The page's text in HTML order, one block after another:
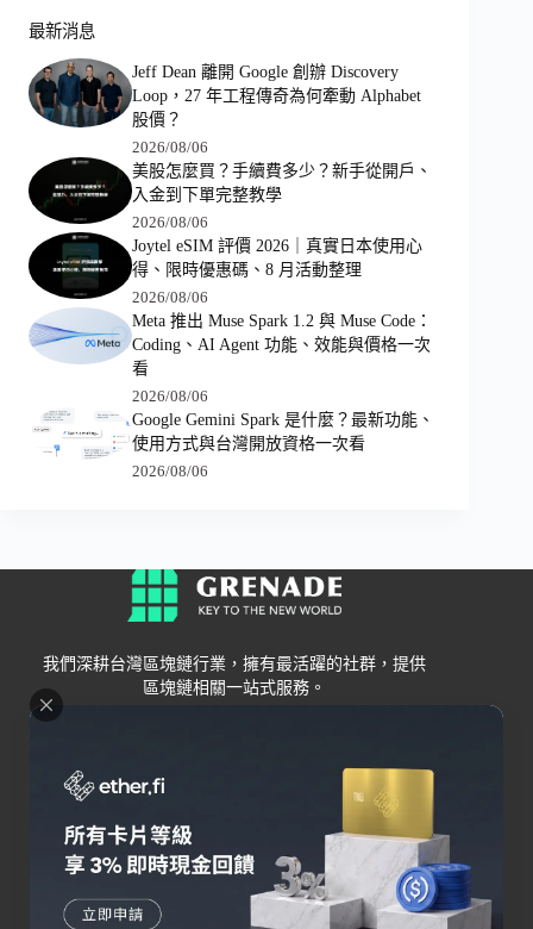
最新消息
Jeff Dean 離開 Google 創辦 Discovery
Loop，27 年工程傳奇為何牽動 Alphabet
股價？
2026/08/06
美股怎麼買？手續費多少？新手從開戶、
入金到下單完整教學
2026/08/06
Joytel eSIM 評價 2026｜真實日本使用心
得、限時優惠碼、8 月活動整理
2026/08/06
Meta 推出 Muse Spark 1.2 與 Muse Code：
Coding、AI Agent 功能、效能與價格一次
看
2026/08/06
Google Gemini Spark 是什麼？最新功能、
使用方式與台灣開放資格一次看
2026/08/06
我們深耕台灣區塊鏈行業，擁有最活躍的社群，提供
區塊鏈相關一站式服務。
Grenade
關於我們
聯絡我們
錢包
交易所
Bybit
OKX
HOYA BIT